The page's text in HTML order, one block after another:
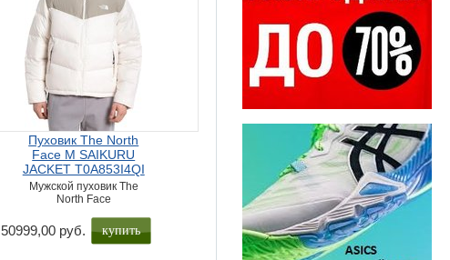
Пуховик The North
Face M SAIKURU
JACKET T0A853I4QI
Мужской пуховик The
North Face
50999,00 руб. купить